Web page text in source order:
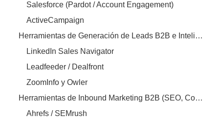
Salesforce (Pardot / Account Engagement)
ActiveCampaign
Herramientas de Generación de Leads B2B e Inteligencia de Ventas (Social Selling)
LinkedIn Sales Navigator
Leadfeeder / Dealfront
ZoomInfo y Owler
Herramientas de Inbound Marketing B2B (SEO, Contenidos y Web)
Ahrefs / SEMrush